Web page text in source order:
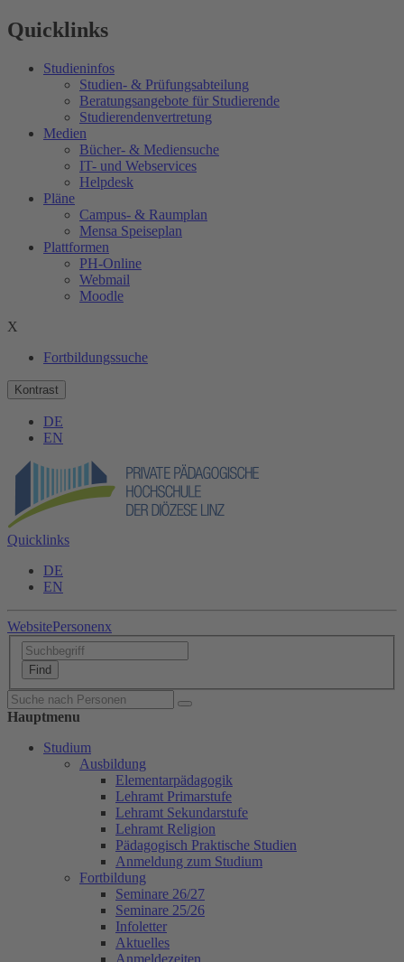
Quicklinks
Studieninfos
Studien- & Prüfungsabteilung
Beratungsangebote für Studierende
Studierendenvertretung
Medien
Bücher- & Mediensuche
IT- und Webservices
Helpdesk
Pläne
Campus- & Raumplan
Mensa Speiseplan
Plattformen
PH-Online
Webmail
Moodle
X
Fortbildungssuche
Kontrast
DE
EN
Quicklinks
DE
EN
WebsitePersonenx
Hauptmenu
Studium
Ausbildung
Elementarpädagogik
Lehramt Primarstufe
Lehramt Sekundarstufe
Lehramt Religion
Pädagogisch Praktische Studien
Anmeldung zum Studium
Fortbildung
Seminare 26/27
Seminare 25/26
Infoletter
Aktuelles